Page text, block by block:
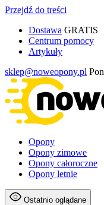
Przejdź do treści
Dostawa GRATIS
Centrum pomocy
Artykuły
sklep@noweopony.pl
Opony
Opony zimowe
Opony całoroczne
Opony letnie
Ostatnio oglądane